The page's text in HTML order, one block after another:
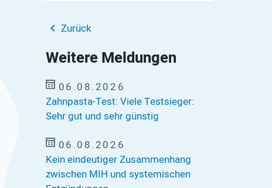
Zurück
Weitere Meldungen
06.08.2026
Zahnpasta-Test: Viele Testsieger:
Sehr gut und sehr günstig
06.08.2026
Kein eindeutiger Zusammenhang
zwischen MIH und systemischen